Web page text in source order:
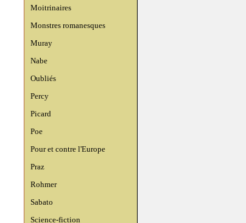
Moitrinaires
Monstres romanesques
Muray
Nabe
Oubliés
Percy
Picard
Poe
Pour et contre l'Europe
Praz
Rohmer
Sabato
Science-fiction